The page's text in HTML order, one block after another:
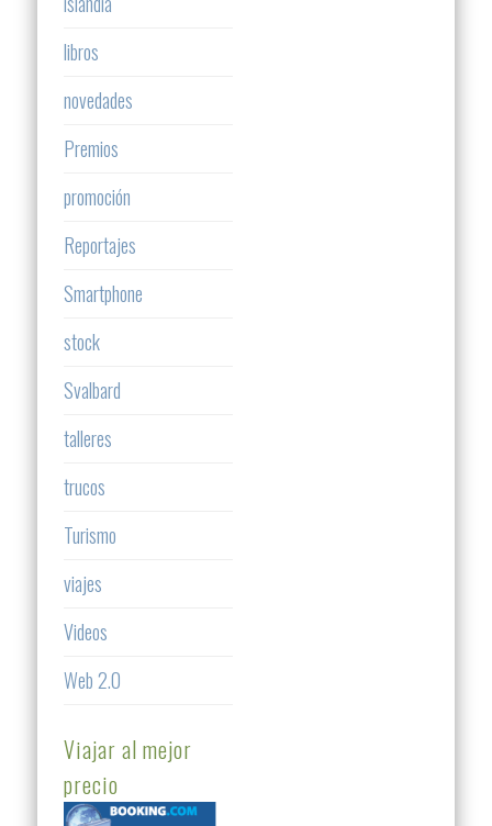
libros
novedades
Premios
promoción
Reportajes
Smartphone
stock
Svalbard
talleres
trucos
Turismo
viajes
Videos
Web 2.0
Viajar al mejor
precio